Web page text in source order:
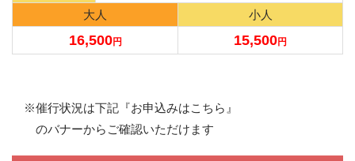
大人 小人
16,500円 15,500円
※催行状況は下記『お申込みはこちら』
のバナーからご確認いただけます